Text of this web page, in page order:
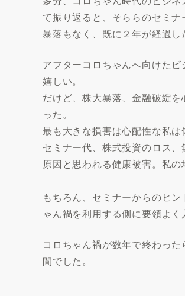
て振り返ると、そららのセミ
暴落もなく、既に２年が経過し
アフターコロちゃんへ向けた
嬉しい。
だけど、株大暴落、金融破綻
った。
最も大きな損害は心配性な私は
セミナー代、株式投資のロス
原因と思われる健康被害。私の
もちろん、セミナーからのヒ
ゃん禍を利用する側に要領よく
コロちゃん禍が数年で終わっ
間でした。